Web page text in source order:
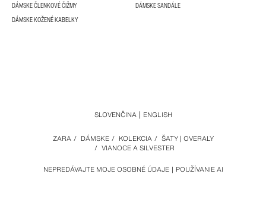
DÁMSKE ČLENKOVÉ ČIŽMY
DÁMSKE SANDÁLE
DÁMSKE KOŽENÉ KABELKY
NEPREDÁVAJTE MOJE OSOBNÉ ÚDAJE POUŽÍVANIE AI
ZARA / DÁMSKE / KOLEKCIA / ŠATY | OVERALY
/ VIANOCE A SILVESTER
SLOVENČINA ENGLISH